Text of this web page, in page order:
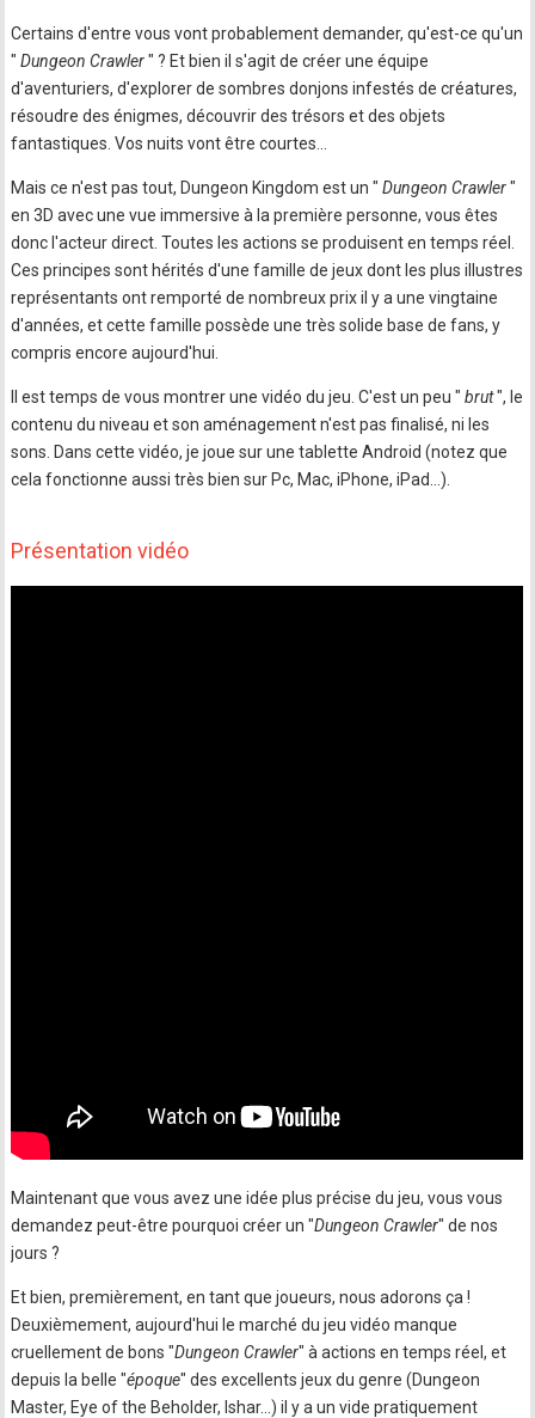
Certains d'entre vous vont probablement demander, qu'est-ce qu'un
" Dungeon Crawler" ? Et bien il s'agit de créer une équipe
d'aventuriers, d'explorer de sombres donjons infestés de créatures,
résoudre des énigmes, découvrir des trésors et des objets
fantastiques. Vos nuits vont être courtes...
Mais ce n'est pas tout, Dungeon Kingdom est un " Dungeon Crawler"
en 3D avec une vue immersive à la première personne, vous êtes
donc l'acteur direct. Toutes les actions se produisent en temps réel.
Ces principes sont hérités d'une famille de jeux dont les plus illustres
représentants ont remporté de nombreux prix il y a une vingtaine
d'années, et cette famille possède une très solide base de fans, y
compris encore aujourd'hui.
Il est temps de vous montrer une vidéo du jeu. C'est un peu " brut", le
contenu du niveau et son aménagement n'est pas finalisé, ni les
sons. Dans cette vidéo, je joue sur une tablette Android (notez que
cela fonctionne aussi très bien sur Pc, Mac, iPhone, iPad...).
Présentation vidéo
Maintenant que vous avez une idée plus précise du jeu, vous vous
demandez peut-être pourquoi créer un "Dungeon Crawler" de nos
jours ?
Et bien, premièrement, en tant que joueurs, nous adorons ça !
Deuxièmement, aujourd'hui le marché du jeu vidéo manque
cruellement de bons "Dungeon Crawler" à actions en temps réel, et
depuis la belle "époque" des excellents jeux du genre (Dungeon
Master, Eye of the Beholder, Ishar...) il y a un vide pratiquement